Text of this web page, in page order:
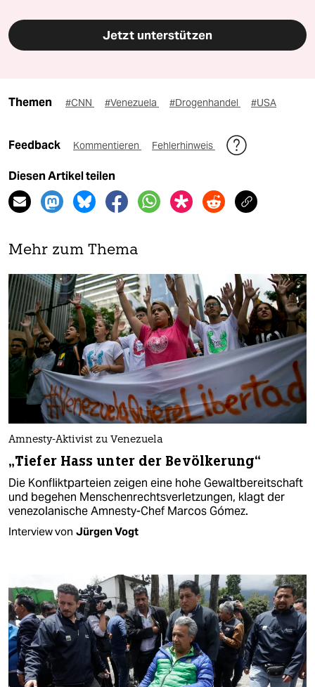
Jetzt unterstützen
Themen #CNN #Venezuela #Drogenhandel #USA
Feedback Kommentieren Fehlerhinweis
Diesen Artikel teilen
Mehr zum Thema
Amnesty-Aktivist zu Venezuela
„Tiefer Hass unter der Bevölkerung“
Die Konfliktparteien zeigen eine hohe Gewaltbereitschaft
und begehen Menschenrechtsverletzungen, klagt der
venezolanische Amnesty-Chef Marcos Gómez.
Interview von Jürgen Vogt